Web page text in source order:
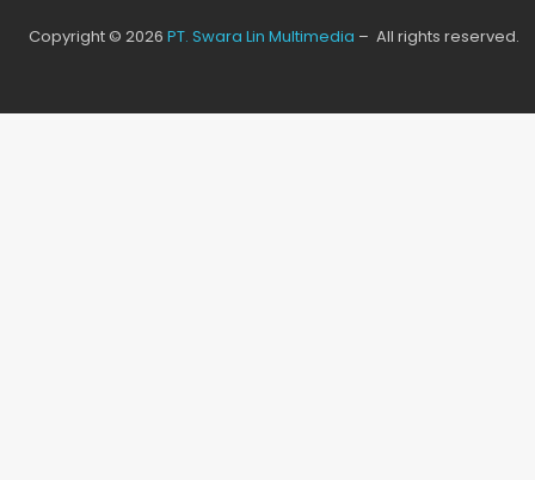
Copyright © 2026 PT. Swara Lin Multimedia – All rights reserved.